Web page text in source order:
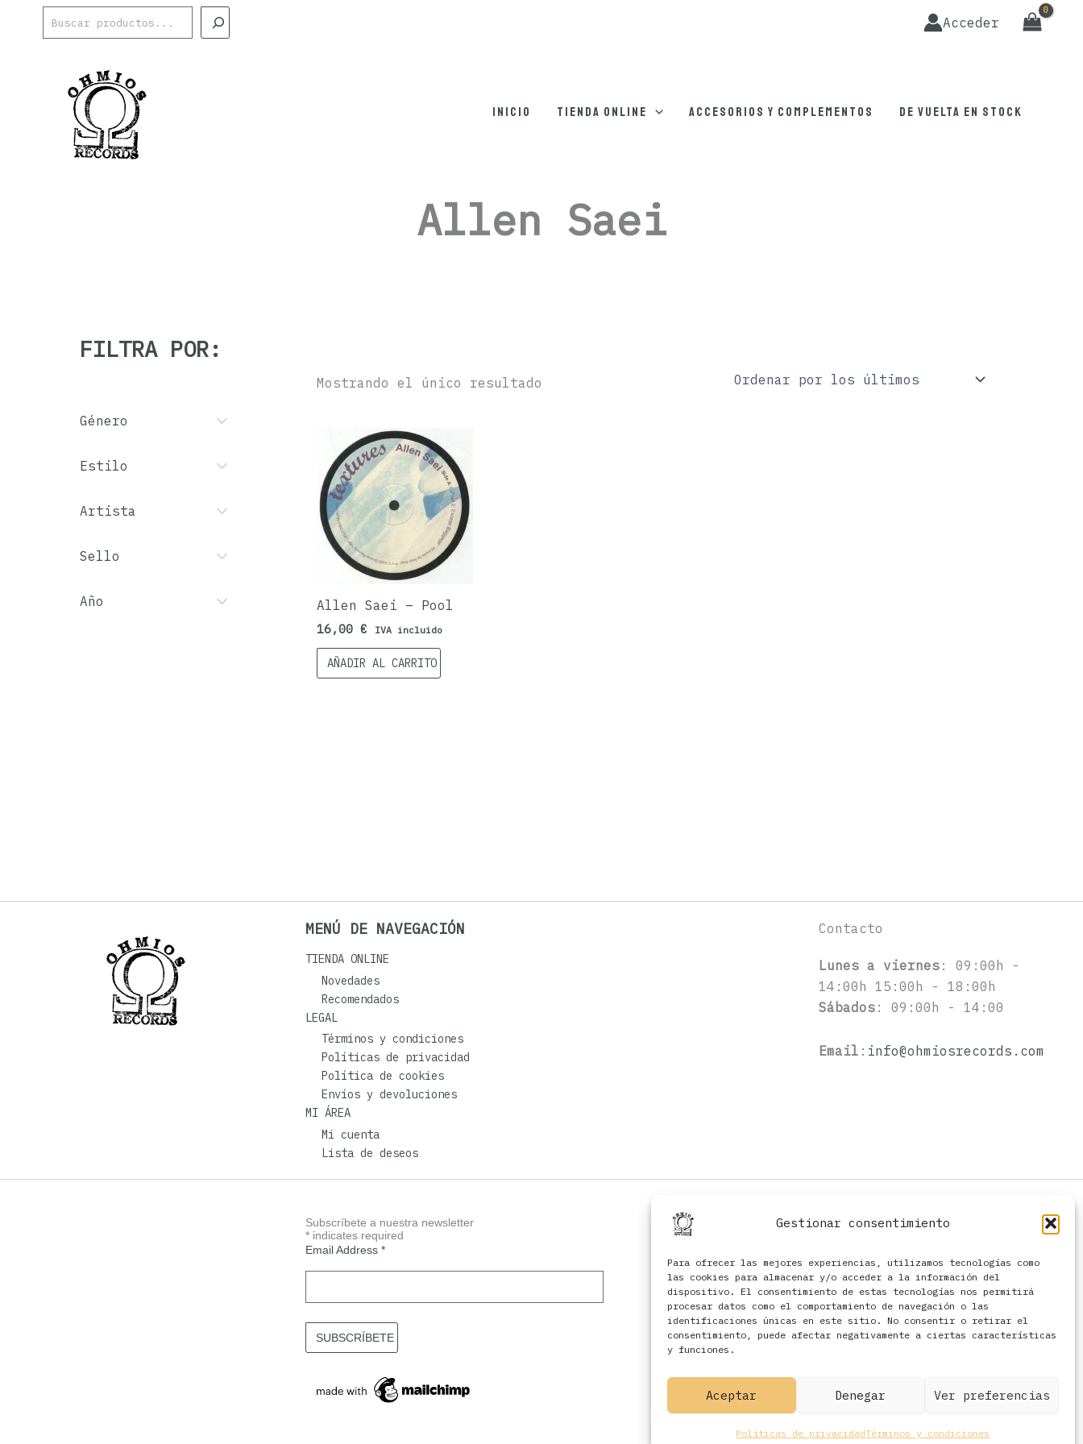
Gestionar consentimiento
Para ofrecer las mejores experiencias, utilizamos tecnologías como
las cookies para almacenar y/o acceder a la información del
dispositivo. El consentimiento de estas tecnologías nos permitirá
procesar datos como el comportamiento de navegación o las
identificaciones únicas en este sitio. No consentir o retirar el
consentimiento, puede afectar negativamente a ciertas características
y funciones.
Aceptar Denegar Ver preferencias
Políticas de privacidadTérminos y condiciones
Acceder
Inicio Tienda online Accesorios y complementos De vuelta en stock
Allen Saei
FILTRA POR:
Género
Estilo
Artista
Sello
Año
Mostrando el único resultado
Allen Saei – Pool
16,00€ IVA incluido
AÑADIR AL CARRITO
MENÚ DE NAVEGACIÓN
TIENDA ONLINE
Novedades
Recomendados
LEGAL
Términos y condiciones
Políticas de privacidad
Política de cookies
Envíos y devoluciones
MI ÁREA
Mi cuenta
Lista de deseos
Contacto
Lunes a viernes: 09:00h -
14:00h 15:00h - 18:00h
Sábados: 09:00h - 14:00
Email : info@ohmiosrecords.com
Subscríbete a nuestra newsletter
*indicates required
Email Address *